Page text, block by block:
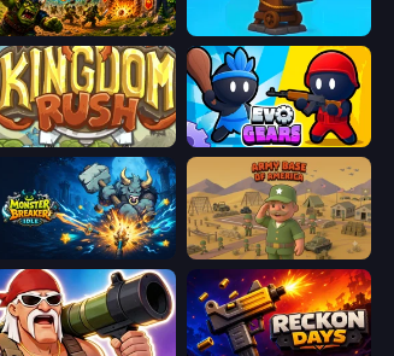
Tower Defense Furry Road
Kingdom Rush Evo Gears
Monster Breaker Idle Army Base Of America